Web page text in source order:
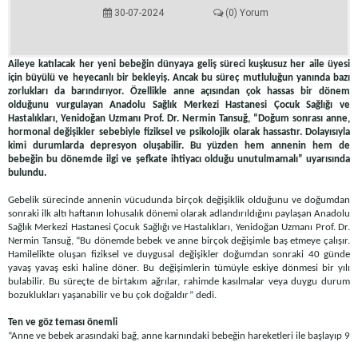
30-07-2024
(0) Yorum
Aileye katılacak her yeni bebeğin dünyaya geliş süreci kuşkusuz her aile üyesi
için büyülü ve heyecanlı bir bekleyiş. Ancak bu süreç mutluluğun yanında bazı
zorlukları da barındırıyor. Özellikle anne açısından çok hassas bir dönem
olduğunu vurgulayan Anadolu Sağlık Merkezi Hastanesi Çocuk Sağlığı ve
Hastalıkları, Yenidoğan Uzmanı Prof. Dr. Nermin Tansuğ, “Doğum sonrası anne,
hormonal değişikler sebebiyle fiziksel ve psikolojik olarak hassastır. Dolayısıyla
kimi durumlarda depresyon oluşabilir. Bu yüzden hem annenin hem de
bebeğin bu dönemde ilgi ve şefkate ihtiyacı olduğu unutulmamalı” uyarısında
bulundu.
Gebelik sürecinde annenin vücudunda birçok değişiklik olduğunu ve doğumdan
sonraki ilk altı haftanın lohusalık dönemi olarak adlandırıldığını paylaşan Anadolu
Sağlık Merkezi Hastanesi Çocuk Sağlığı ve Hastalıkları, Yenidoğan Uzmanı Prof. Dr.
Nermin Tansuğ, “Bu dönemde bebek ve anne birçok değişimle baş etmeye çalışır.
Hamilelikte oluşan fiziksel ve duygusal değişikler doğumdan sonraki 40 günde
yavaş yavaş eski haline döner. Bu değişimlerin tümüyle eskiye dönmesi bir yılı
bulabilir. Bu süreçte de birtakım ağrılar, rahimde kasılmalar veya duygu durum
bozuklukları yaşanabilir ve bu çok doğaldır” dedi.
Ten ve göz teması önemli
“Anne ve bebek arasındaki bağ, anne karnındaki bebeğin hareketleri ile başlayıp 9